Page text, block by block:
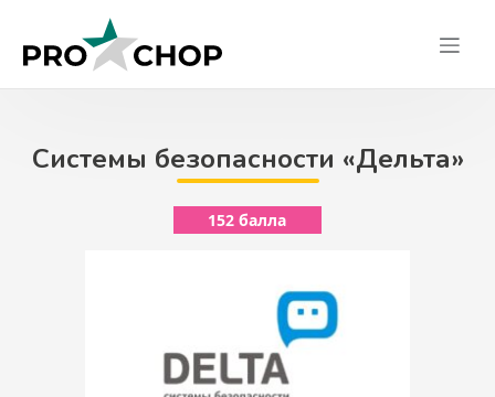
content
Системы безопасности «Дельта»
152 балла